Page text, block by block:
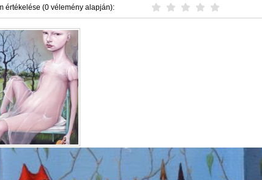
értékelése (0 vélemény alapján):